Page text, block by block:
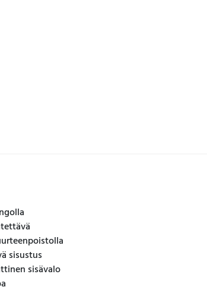
sisustus
sisävalo